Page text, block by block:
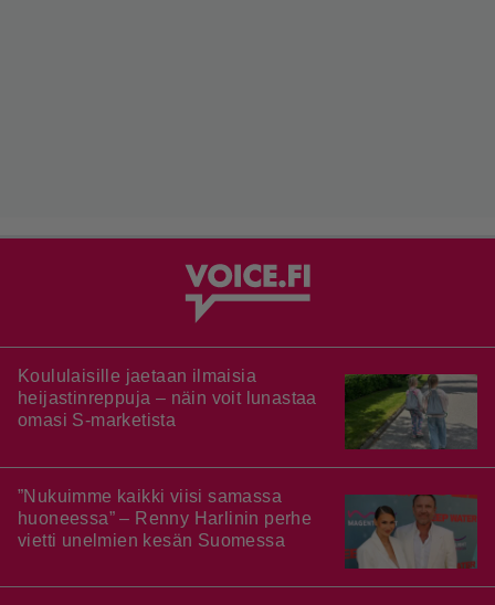
Koululaisille jaetaan ilmaisia
heijastinreppuja – näin voit lunastaa
omasi S-marketista
”Nukuimme kaikki viisi samassa
huoneessa” – Renny Harlinin perhe
vietti unelmien kesän Suomessa